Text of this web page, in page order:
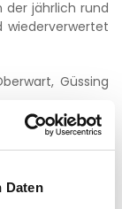
Daten
der jährlich rund
wiederverwertet
Güssing
mehr als
und